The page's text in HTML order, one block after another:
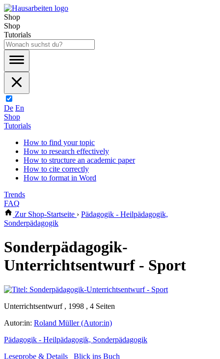
Shop
Shop
Tutorials
De En
Shop
Tutorials
How to find your topic
How to research effectively
How to structure an academic paper
How to cite correctly
How to format in Word
Trends
FAQ
Zur Shop-Startseite › Pädagogik - Heilpädagogik,
Sonderpädagogik
Sonderpädagogik-
Unterrichtsentwurf - Sport
Unterrichtsentwurf , 1998 , 4 Seiten
Autor:in: Roland Müller (Autor:in)
Pädagogik - Heilpädagogik, Sonderpädagogik
Leseprobe & Details
Blick ins Buch